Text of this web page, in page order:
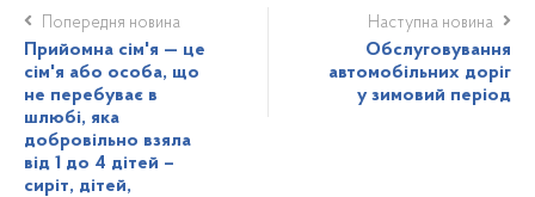
Попередня новина
Прийомна сім'я — це
сім'я або особа, що
не перебуває в
шлюбі, яка
добровільно взяла
від 1 до 4 дітей –
сиріт, дітей,
Наступна новина
Обслуговування
автомобільних доріг
у зимовий період